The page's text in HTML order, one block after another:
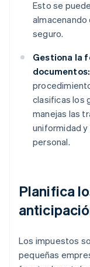
Esto se
seguro.
Gestiona la
documentos:
clasificas los
manejas las
uniformidad
personal.
Planifica
Los impuestos
pequeñas